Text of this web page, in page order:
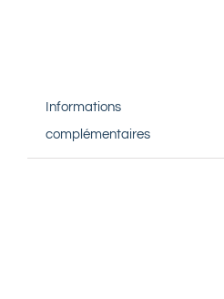
Informations
complémentaires